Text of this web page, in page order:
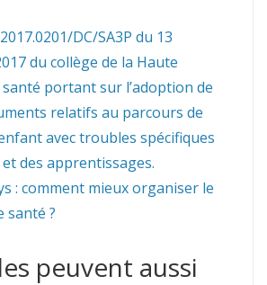
DC/SA3P du 13
du collège de la Haute
portant sur l’adoption de
relatifs au parcours de
avec troubles spécifiques
des apprentissages.
: comment mieux organiser le
santé ?
peuvent aussi